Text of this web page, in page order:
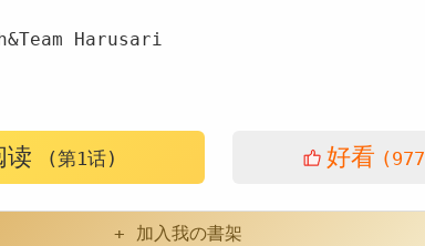
Harusari
读 (第1话) 好看
+ 加入我の書架